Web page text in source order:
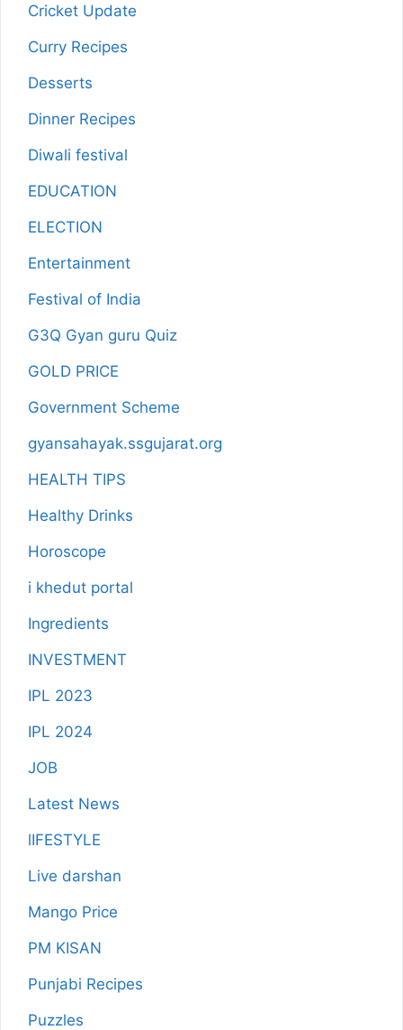
Cricket Update
Curry Recipes
Desserts
Dinner Recipes
Diwali festival
EDUCATION
ELECTION
Entertainment
Festival of India
G3Q Gyan guru Quiz
GOLD PRICE
Government Scheme
gyansahayak.ssgujarat.org
HEALTH TIPS
Healthy Drinks
Horoscope
i khedut portal
Ingredients
INVESTMENT
IPL 2023
IPL 2024
JOB
Latest News
lIFESTYLE
Live darshan
Mango Price
PM KISAN
Punjabi Recipes
Puzzles